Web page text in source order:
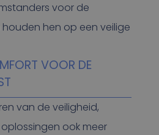
voor de
hen op een veilige
VOOR DE
van de veiligheid,
ook meer